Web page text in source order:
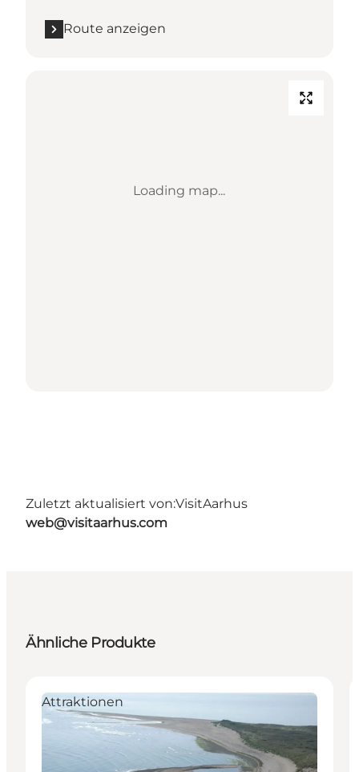
Route anzeigen
Loading map...
Zuletzt aktualisiert von:VisitAarhus
web@visitaarhus.com
Ähnliche Produkte
Attraktionen